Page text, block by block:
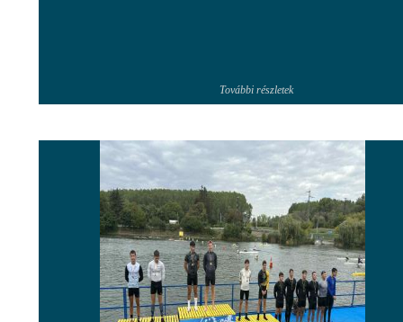
További részletek